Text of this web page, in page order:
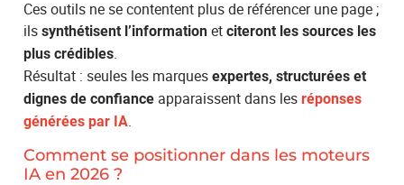
Ces outils ne se contentent plus de référencer une page ;
ilssynthétisent l’information etciteront les sources les
plus crédibles.
Résultat : seules les marquesexpertes, structurées et
dignes de confiance apparaissent dans lesréponses
générées par IA.
Comment se positionner dans les moteurs
IA en 2026 ?